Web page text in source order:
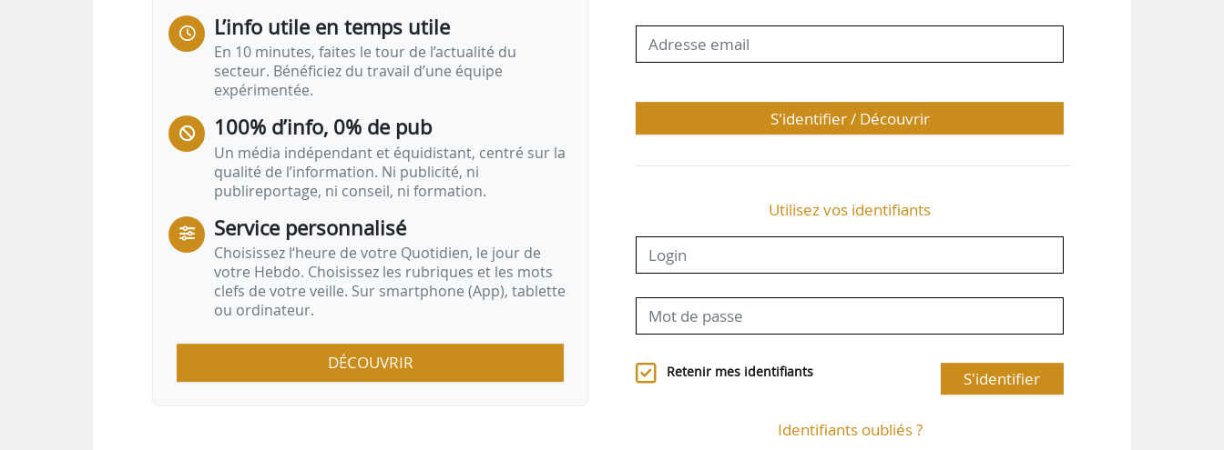
L’info utile en temps utile
En 10 minutes, faites le tour de l’actualité du
secteur. Bénéficiez du travail d’une équipe
expérimentée.
100% d’info, 0% de pub
Un média indépendant et équidistant, centré sur la
qualité de l’information. Ni publicité, ni
publireportage, ni conseil, ni formation.
Service personnalisé
Choisissez l‘heure de votre Quotidien, le jour de
votre Hebdo. Choisissez les rubriques et les mots
clefs de votre veille. Sur smartphone (App), tablette
ou ordinateur.
DÉCOUVRIR
S'identifier / Découvrir
Utilisez vos identifiants
Retenir mes identifiants S'identifier
Identifiants oubliés ?